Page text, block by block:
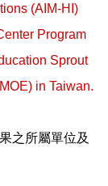
(AIM-HI)
Program
Sprout
in Taiwan.
之所屬單位及